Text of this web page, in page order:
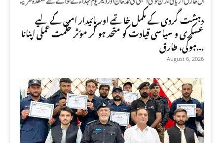
دہشت گردی کے مکمل خاتمے اور پائیدار امن کے لیے
عسکری و سیاسی قیادت کو متحد ہو کر مؤثر حکمت عملی اپنانا
ہوگی، طارق...
August 6, 2026